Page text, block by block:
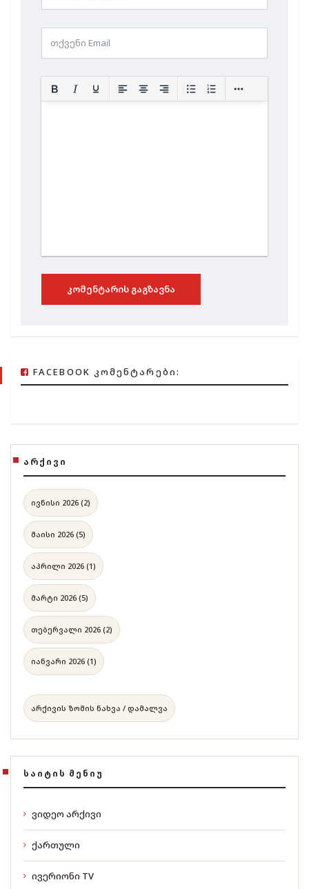
ᲙᲝᲛᲔᲜᲢᲐᲠᲘᲡ ᲒᲐᲒᲖᲐᲕᲜᲐ
FACEBOOK ᲙᲝᲛᲔᲜᲢᲐᲠᲔᲑᲘ:
ᲐᲠᲥᲘᲕᲘ
ივნისი 2026 (2)
მაისი 2026 (5)
აპრილი 2026 (1)
მარტი 2026 (5)
თებერვალი 2026 (2)
იანვარი 2026 (1)
არქივის ზომის ნახვა / დამალვა
ᲡᲐᲘᲢᲘᲡ ᲛᲔᲜᲘᲣ
ვიდეო არქივი
ქართული
ივერიონი TV